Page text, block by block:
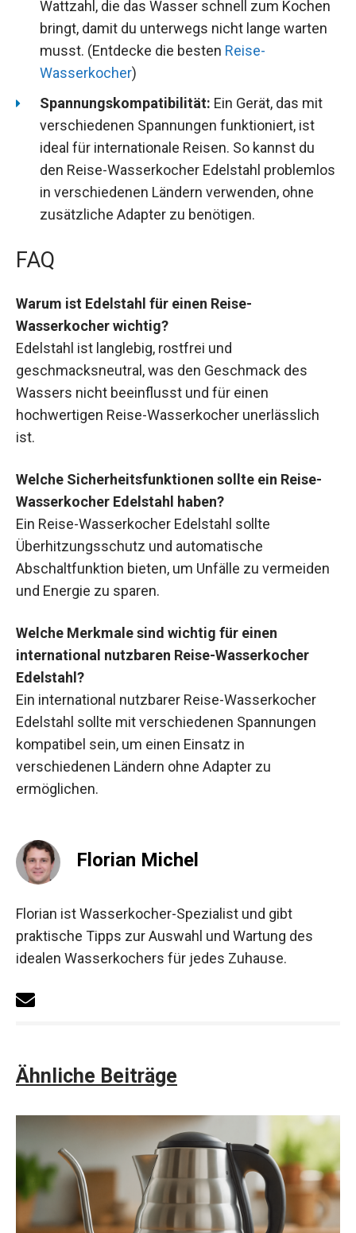
Wattzahl, die das Wasser schnell zum Kochen
bringt, damit du unterwegs nicht lange warten
musst. (Entdecke die besten Reise-
Wasserkocher)
Spannungskompatibilität: Ein Gerät, das mit
verschiedenen Spannungen funktioniert, ist
ideal für internationale Reisen. So kannst du
den Reise-Wasserkocher Edelstahl problemlos
in verschiedenen Ländern verwenden, ohne
zusätzliche Adapter zu benötigen.
FAQ
Warum ist Edelstahl für einen Reise-
Wasserkocher wichtig?
Edelstahl ist langlebig, rostfrei und
geschmacksneutral, was den Geschmack des
Wassers nicht beeinflusst und für einen
hochwertigen Reise-Wasserkocher unerlässlich
ist.
Welche Sicherheitsfunktionen sollte ein Reise-
Wasserkocher Edelstahl haben?
Ein Reise-Wasserkocher Edelstahl sollte
Überhitzungsschutz und automatische
Abschaltfunktion bieten, um Unfälle zu vermeiden
und Energie zu sparen.
Welche Merkmale sind wichtig für einen
international nutzbaren Reise-Wasserkocher
Edelstahl?
Ein international nutzbarer Reise-Wasserkocher
Edelstahl sollte mit verschiedenen Spannungen
kompatibel sein, um einen Einsatz in
verschiedenen Ländern ohne Adapter zu
ermöglichen.
Florian Michel
Florian ist Wasserkocher-Spezialist und gibt
praktische Tipps zur Auswahl und Wartung des
idealen Wasserkochers für jedes Zuhause.
Ähnliche Beiträge